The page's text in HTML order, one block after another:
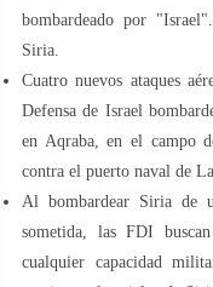
bombardeado por
Siria.
Cuatro nuevos ataques
Defensa de Israel
en Aqraba, en el campo
contra el puerto naval de
Al bombardear Siria de
sometida, las FDI
cualquier capacidad